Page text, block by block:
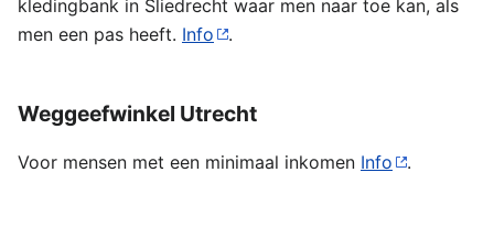
kledingbank in Sliedrecht waar men naar toe kan, als
men een pas heeft. Info .
Weggeefwinkel Utrecht
Voor mensen met een minimaal inkomen Info .